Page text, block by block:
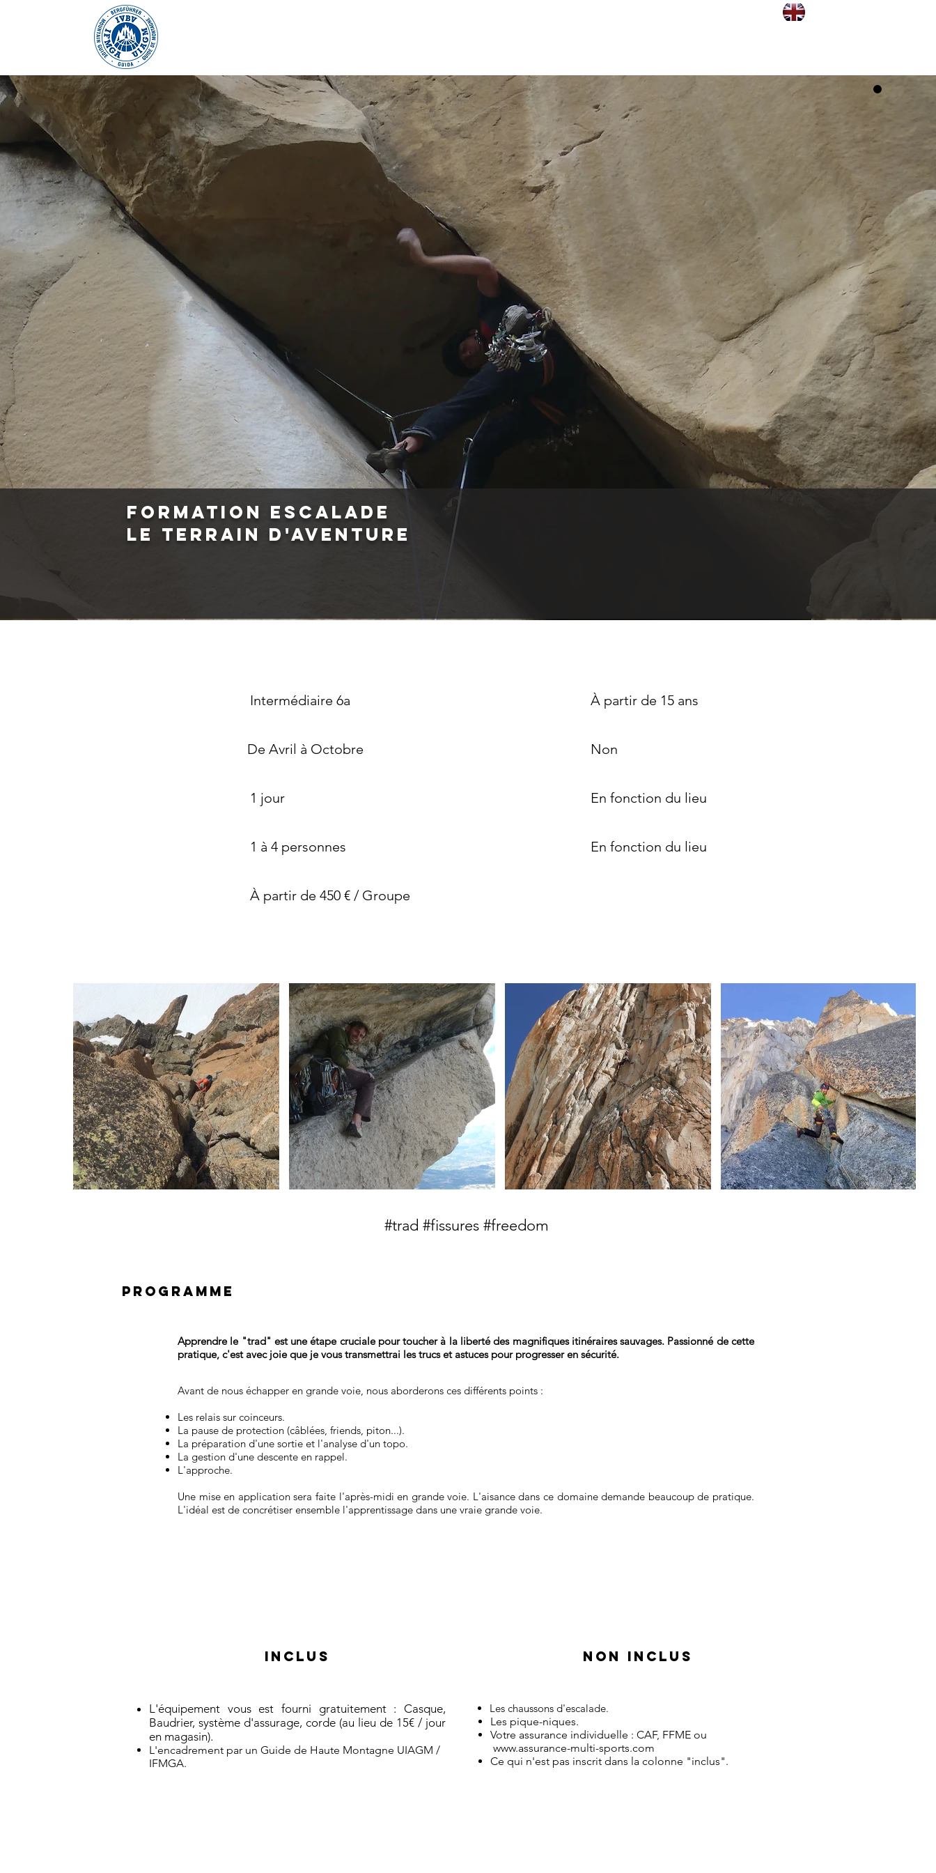
formation escalade
Le terrain d'aventure
Intermédiaire 6a
1 jour
1 à 4 personnes
À partir de 450 € / Groupe
À partir de 15 ans
En fonction du lieu
En fonction du lieu
De Avril à Octobre Non
#trad #fissures #freedom
PROGRAMME
Apprendre le "trad" est une étape cruciale pour toucher à la liberté des magnifiques itinéraires sauvages. Passionné de cette
pratique, c'est avec joie que je vous transmettrai les trucs et astuces pour progresser en sécurité.
Avant de nous échapper en grande voie, nous aborderons ces différents points :
Les relais sur coinceurs.
La pause de protection (câblées, friends, piton...).
La préparation d'une sortie et l'analyse d'un topo.
La gestion d'une descente en rappel.
L'approche.
Une mise en application sera faite l'après-midi en grande voie. L'aisance dans ce domaine demande beaucoup de pratique.
L'idéal est de concrétiser ensemble l'apprentissage dans une vraie grande voie.
INCLUS
L'équipement vous est fourni gratuitement : Casque,
Baudrier, système d'assurage, corde (au lieu de 15€ / jour
en magasin).
L'encadrement par un Guide de Haute Montagne UIAGM /
IFMGA.
NON INCLUS
Les chaussons d'escalade.
​​Les pique-niques.​
Votre assurance individuelle : CAF, FFME ou
www.assurance-multi-sports.com
Ce qui n'est pas inscrit dans la colonne "inclus".